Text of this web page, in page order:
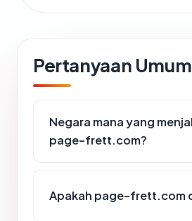
Pertanyaan Umum
Negara mana yang
page-frett.com?
Apakah page-frett.com